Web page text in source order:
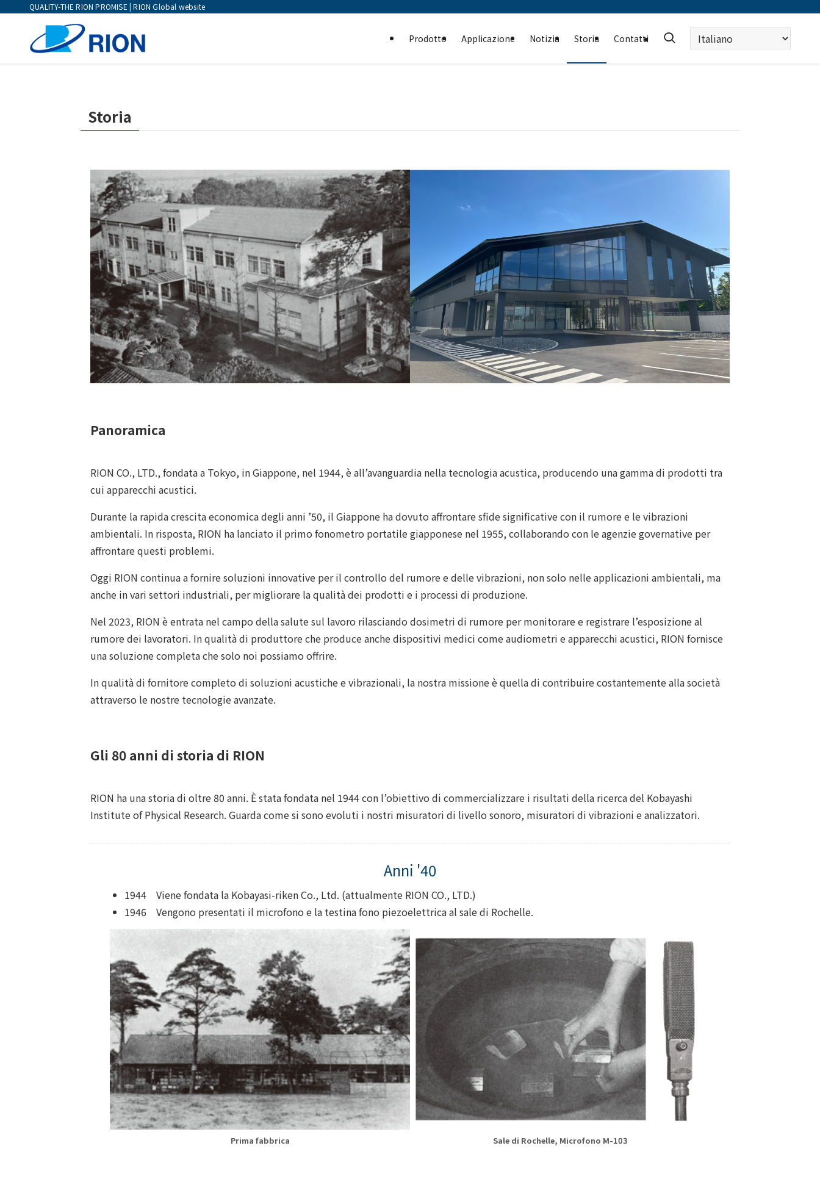
QUALITY-THE RION PROMISE | RION Global website
Prodotto Applicazione Notizia Storia Contatti
Scegli
una
Storia
Panoramica
RION CO., LTD., fondata a Tokyo, in Giappone, nel 1944, è all’avanguardia nella tecnologia acustica, producendo una gamma di prodotti tra
cui apparecchi acustici.
Durante la rapida crescita economica degli anni ’50, il Giappone ha dovuto affrontare sfide significative con il rumore e le vibrazioni
ambientali. In risposta, RION ha lanciato il primo fonometro portatile giapponese nel 1955, collaborando con le agenzie governative per
affrontare questi problemi.
Oggi RION continua a fornire soluzioni innovative per il controllo del rumore e delle vibrazioni, non solo nelle applicazioni ambientali, ma
anche in vari settori industriali, per migliorare la qualità dei prodotti e i processi di produzione.
Nel 2023, RION è entrata nel campo della salute sul lavoro rilasciando dosimetri di rumore per monitorare e registrare l’esposizione al
rumore dei lavoratori. In qualità di produttore che produce anche dispositivi medici come audiometri e apparecchi acustici, RION fornisce
una soluzione completa che solo noi possiamo offrire.
In qualità di fornitore completo di soluzioni acustiche e vibrazionali, la nostra missione è quella di contribuire costantemente alla società
attraverso le nostre tecnologie avanzate.
Gli 80 anni di storia di RION
RION ha una storia di oltre 80 anni. È stata fondata nel 1944 con l’obiettivo di commercializzare i risultati della ricerca del Kobayashi
Institute of Physical Research. Guarda come si sono evoluti i nostri misuratori di livello sonoro, misuratori di vibrazioni e analizzatori.
1944 Viene fondata la Kobayasi-riken Co., Ltd. (attualmente RION CO., LTD.)
1946 Vengono presentati il ​​microfono e la testina fono piezoelettrica al sale di Rochelle.
Prima fabbrica Sale di Rochelle, Microfono M-103